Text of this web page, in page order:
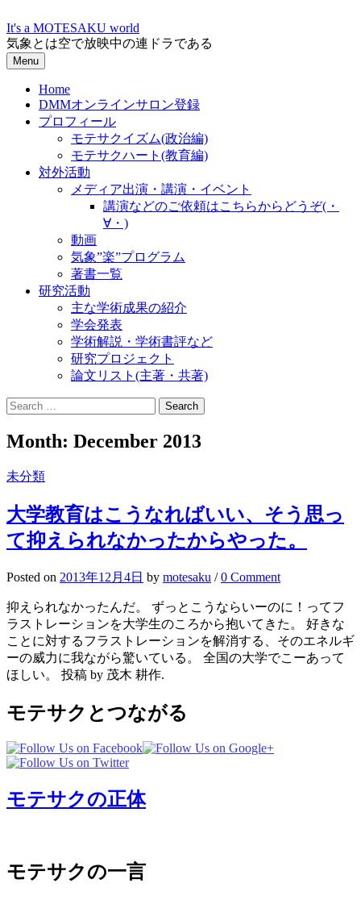
to
content
It's a MOTESAKU world
気象とは空で放映中の連ドラである
Menu
Home
DMMオンラインサロン登録
プロフィール
モテサクイズム(政治編)
モテサクハート(教育編)
対外活動
メディア出演・講演・イベント
講演などのご依頼はこちらからどうぞ(・
∀・)
動画
気象”楽”プログラム
著書一覧
研究活動
主な学術成果の紹介
学会発表
学術解説・学術書評など
研究プロジェクト
論文リスト(主著・共著)
Search
for:
Month: December 2013
未分類
大学教育はこうなればいい、そう思っ
て抑えられなかったからやった。
Posted on 2013年12月4日 by motesaku /0 Comment
抑えられなかったんだ。 ずっとこうならいーのに！ってフ
ラストレーションを大学生のころから抱いてきた。 好きな
ことに対するフラストレーションを解消する、そのエネルギ
ーの威力に我ながら驚いている。 全国の大学でこーあって
ほしい。 投稿 by 茂木 耕作.
モテサクとつながる
モテサクの正体
モテサクの一言